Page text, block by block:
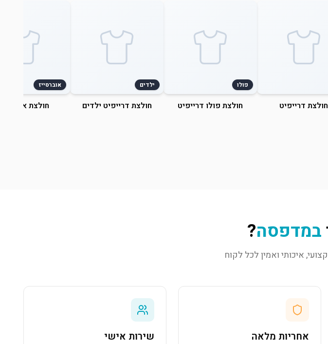
חולצת דרייפיט
פולו
חולצת פולו דרייפיט
ילדים
חולצת דרייפיט ילדים
אוברסייז
חולצת
במדפסה?
איכותי ואמין לכל לקוח
אחריות מלאה שירות אישי